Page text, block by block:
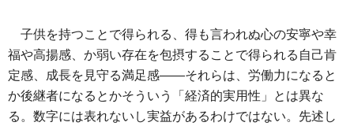
子供を持つことで得られる、得も言われぬ心の安寧や幸
福や高揚感、か弱い存在を包摂することで得られる自己肯
定感、成長を見守る満足感――それらは、労働力になると
か後継者になるとかそういう「経済的実用性」とは異な
る。数字には表れないし実益があるわけではない。先述し